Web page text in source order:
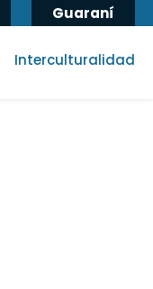
Guaraní
Interculturalidad